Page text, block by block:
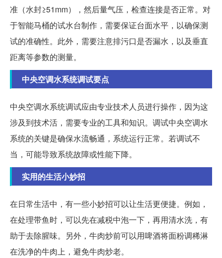
准（水封≥51mm），然后量气压，检查连接是否正常。对
于智能马桶的试水台制作，需要保证台面水平，以确保测
试的准确性。此外，需要注意排污口是否漏水，以及垂直
距离等参数的测量。
中央空调水系统调试要点
中央空调水系统调试应由专业技术人员进行操作，因为这
涉及到技术活，需要专业的工具和知识。调试中央空调水
系统的关键是确保水流畅通，系统运行正常。若调试不
当，可能导致系统故障或性能下降。
实用的生活小妙招
在日常生活中，有一些小妙招可以让生活更便捷。例如，
在处理带鱼时，可以先在减税中泡一下，再用清水洗，有
助于去除腥味。另外，牛肉炒前可以用啤酒将面粉调稀淋
在洗净的牛肉上，避免牛肉炒老。